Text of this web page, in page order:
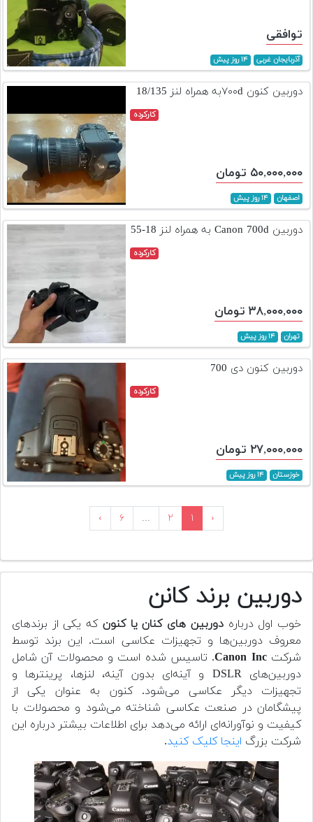
توافقی
آذربایجان غربی ۱۴ روز پیش
دوربین کنون ۷۰۰dبه همراه لنز 18/135
کارکرده
۵۰,۰۰۰,۰۰۰ تومان
اصفهان ۱۴ روز پیش
دوربین Canon 700d به همراه لنز 18-55
کارکرده
۳۸,۰۰۰,۰۰۰ تومان
تهران ۱۴ روز پیش
دوربین کنون دی 700
کارکرده
۲۷,۰۰۰,۰۰۰ تومان
خوزستان ۱۴ روز پیش
‹ ۱ ۲ ... ۶ ›
دوربین برند کانن
خوب اول دربارهدوربین های کنان یا کنون که یکی از برندهای
معروف دوربین‌ها و تجهیزات عکاسی است. این برند توسط
شرکتCanon Inc. تاسیس شده است و محصولات آن شامل
دوربین‌های DSLR و آینه‌ای بدون آینه، لنزها، پرینترها و
تجهیزات دیگر عکاسی می‌شود. کنون به عنوان یکی از
پیشگامان در صنعت عکاسی شناخته می‌شود و محصولات با
کیفیت و نوآورانه‌ای ارائه می‌دهد برای اطلاعات بیشتر درباره این
شرکت بزرگ اینجا کلیک کنید.